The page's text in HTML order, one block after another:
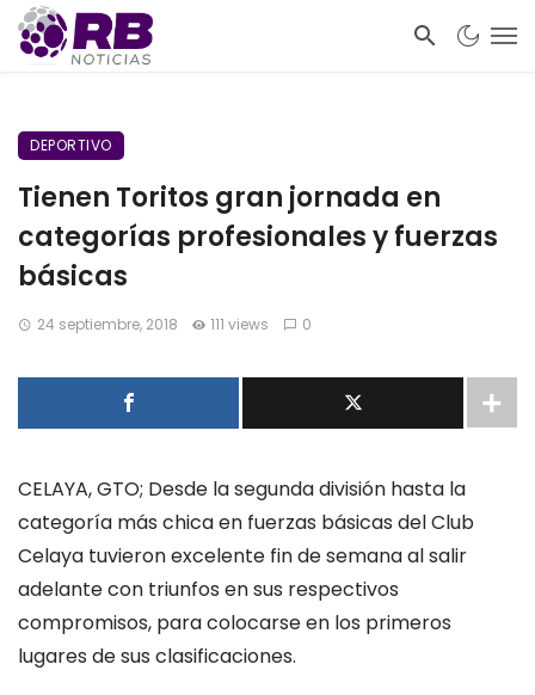
DEPORTIVO
Tienen Toritos gran jornada en
categorías profesionales y fuerzas
básicas
24 septiembre, 2018 111 views 0
CELAYA, GTO; Desde la segunda división hasta la
categoría más chica en fuerzas básicas del Club
Celaya tuvieron excelente fin de semana al salir
adelantecon triunfos en sus respectivos
compromisos, para colocarseen los primeros
lugares de sus clasificaciones.